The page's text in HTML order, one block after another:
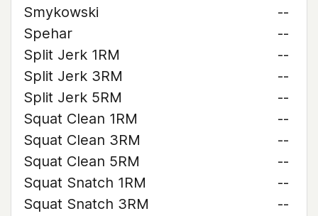
Smykowski
--
Spehar
--
Split Jerk 1RM
--
Split Jerk 3RM
--
Split Jerk 5RM
--
Squat Clean 1RM
--
Squat Clean 3RM
--
Squat Clean 5RM
--
Squat Snatch 1RM
--
Squat Snatch 3RM
--